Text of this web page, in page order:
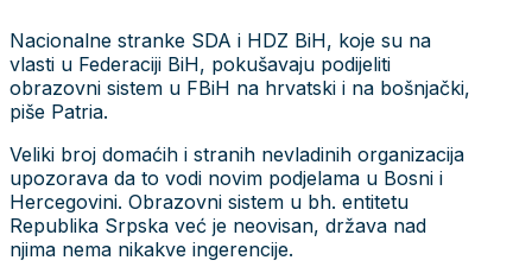
Nacionalne stranke SDA i HDZ BiH, koje su na
vlasti u Federaciji BiH, pokušavaju podijeliti
obrazovni sistem u FBiH na hrvatski i na bošnjački,
piše Patria.
Veliki broj domaćih i stranih nevladinih organizacija
upozorava da to vodi novim podjelama u Bosni i
Hercegovini. Obrazovni sistem u bh. entitetu
Republika Srpska već je neovisan, država nad
njima nema nikakve ingerencije.